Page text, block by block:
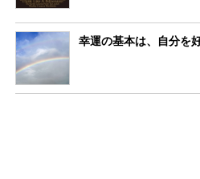
幸運の基本は、自分を